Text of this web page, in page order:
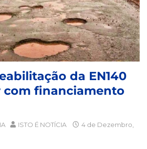
da EN140
com financiamento
ISTO É NOTÍCIA
4 de Dezembro,